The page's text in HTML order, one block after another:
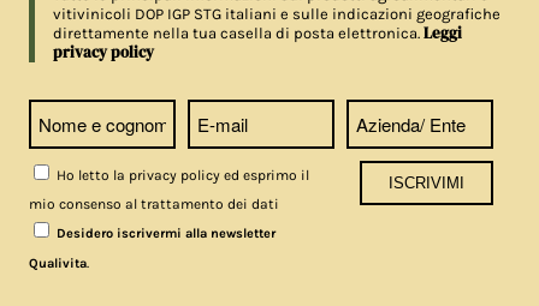
vitivinicoli DOP IGP STG italiani e sulle indicazioni geografiche
direttamente nella tua casella di posta elettronica.Leggi
privacy policy
Ho letto la privacy policy ed esprimo il
mio consenso al trattamento dei dati
Desidero iscrivermi alla newsletter
Qualivita.